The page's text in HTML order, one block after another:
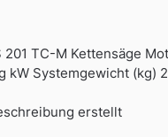
201 TC-M Kettensäge
kW Systemgewicht (kg)
erstellt